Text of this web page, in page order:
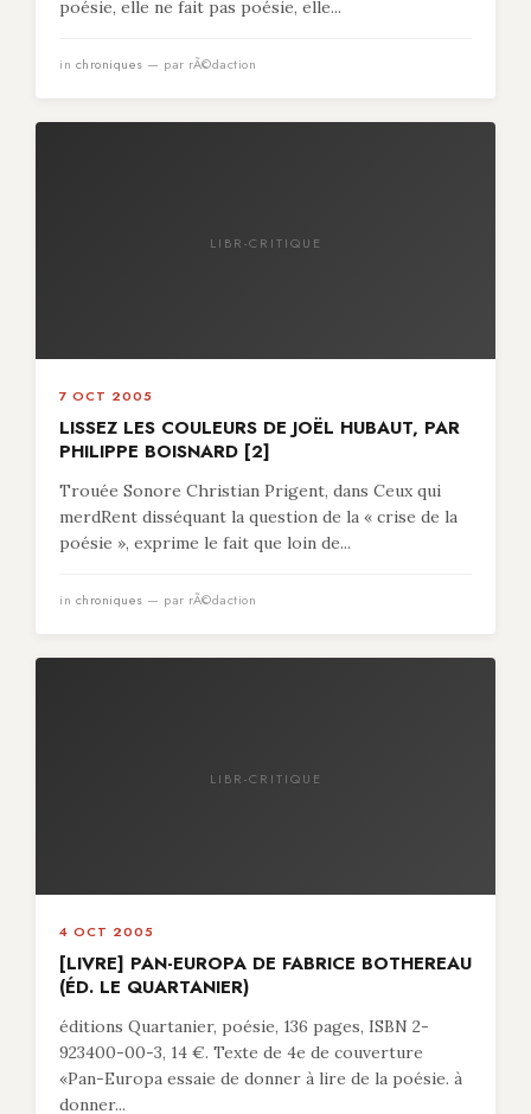
poésie, elle ne fait pas poésie, elle...
in chroniques — par rÃ©daction
LIBR-CRITIQUE
7 OCT 2005
LISSEZ LES COULEURS DE JOËL HUBAUT, PAR
PHILIPPE BOISNARD [2]
Trouée Sonore Christian Prigent, dans Ceux qui
merdRent disséquant la question de la « crise de la
poésie », exprime le fait que loin de...
in chroniques — par rÃ©daction
LIBR-CRITIQUE
4 OCT 2005
[LIVRE] PAN-EUROPA DE FABRICE BOTHEREAU
(ÉD. LE QUARTANIER)
éditions Quartanier, poésie, 136 pages, ISBN 2-
923400-00-3, 14 €. Texte de 4e de couverture
«Pan-Europa essaie de donner à lire de la poésie. à
donner...